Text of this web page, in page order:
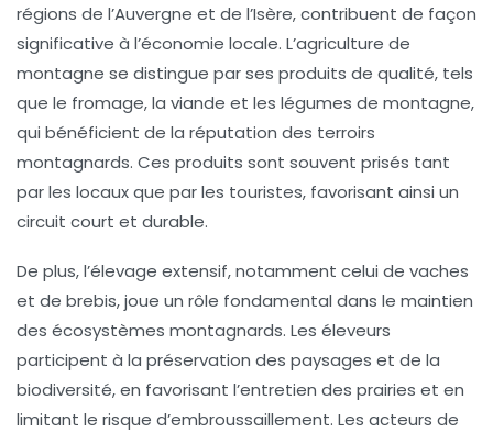
régions de l’Auvergne et de l’Isère, contribuent de façon
significative à l’économie locale. L’agriculture de
montagne se distingue par ses produits de qualité, tels
que le fromage, la viande et les légumes de montagne,
qui bénéficient de la réputation des terroirs
montagnards. Ces produits sont souvent prisés tant
par les locaux que par les touristes, favorisant ainsi un
circuit court et durable.
De plus, l’élevage extensif, notamment celui de vaches
et de brebis, joue un rôle fondamental dans le maintien
des écosystèmes montagnards. Les éleveurs
participent à la préservation des paysages et de la
biodiversité, en favorisant l’entretien des prairies et en
limitant le risque d’embroussaillement. Les acteurs de